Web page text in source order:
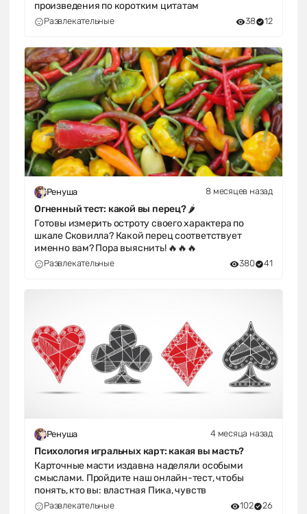
произведения по коротким цитатам
Развлекательные 38 12
Ренуша 8 месяцев назад
Огненный тест: какой вы перец? 🌶️
Готовы измерить остроту своего характера по
шкале Сковилла? Какой перец соответствует
именно вам? Пора выяснить! 🔥🔥🔥
Развлекательные 380 41
Ренуша 4 месяца назад
Психология игральных карт: какая вы масть?
Карточные масти издавна наделяли особыми
смыслами. Пройдите наш онлайн-тест, чтобы
понять, кто вы: властная Пика, чувств
Развлекательные 102 26